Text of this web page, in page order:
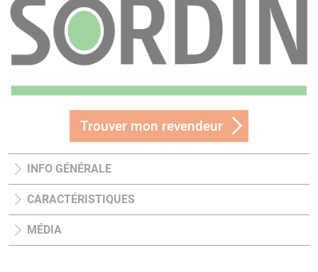
Trouver mon revendeur
INFO GÉNÉRALE
CARACTÉRISTIQUES
MÉDIA